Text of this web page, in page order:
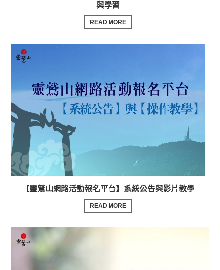
與學習
READ MORE
【靈鷲山網路活動報名平台】系統公告與影片教學
READ MORE